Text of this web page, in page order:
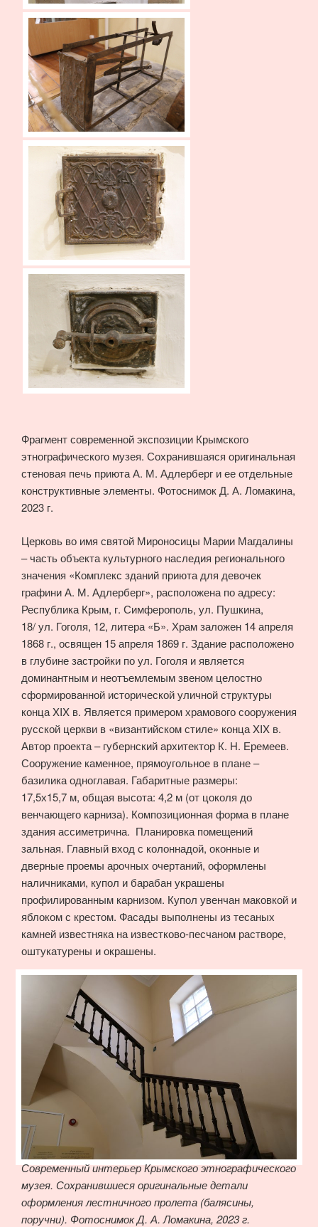
Фрагмент современной экспозиции Крымского
этнографического музея. Сохранившаяся оригинальная
стеновая печь приюта А. М. Адлерберг и ее отдельные
конструктивные элементы. Фотоснимок Д. А. Ломакина,
2023 г.
Церковь во имя святой Мироносицы Марии Магдалины
– часть объекта культурного наследия регионального
значения «Комплекс зданий приюта для девочек
графини А. М. Адлерберг», расположена по адресу:
Республика Крым, г. Симферополь, ул. Пушкина,
18/ ул. Гоголя, 12, литера «Б». Храм заложен 14 апреля
1868 г., освящен 15 апреля 1869 г. Здание расположено
в глубине застройки по ул. Гоголя и является
доминантным и неотъемлемым звеном целостно
сформированной исторической уличной структуры
конца XIX в. Является примером храмового сооружения
русской церкви в «византийском стиле» конца XIX в.
Автор проекта – губернский архитектор К. Н. Еремеев.
Сооружение каменное, прямоугольное в плане –
базилика одноглавая. Габаритные размеры:
17,5х15,7 м, общая высота: 4,2 м (от цоколя до
венчающего карниза). Композиционная форма в плане
здания ассиметрична. Планировка помещений
зальная. Главный вход с колоннадой, оконные и
дверные проемы арочных очертаний, оформлены
наличниками, купол и барабан украшены
профилированным карнизом. Купол увенчан маковкой и
яблоком с крестом. Фасады выполнены из тесаных
камней известняка на известково-песчаном растворе,
оштукатурены и окрашены.
Современный интерьер Крымского этнографического
музея. Сохранившиеся оригинальные детали
оформления лестничного пролета (балясины,
поручни). Фотоснимок Д. А. Ломакина, 2023 г.